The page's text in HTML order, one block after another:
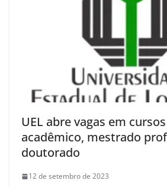
UEL abre vagas em
acadêmico, mestrado
doutorado
12 de setembro de 2023